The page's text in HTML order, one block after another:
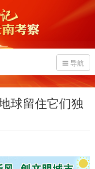
导航
球留住它们独